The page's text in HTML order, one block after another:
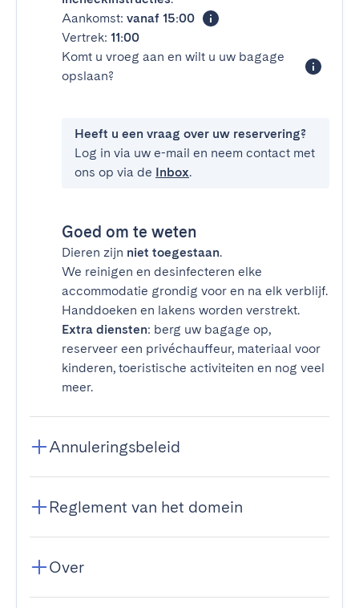
Aankomst: vanaf 15:00
Vertrek: 11:00
Komt u vroeg aan en wilt u uw bagage
opslaan?
Heeft u een vraag over uw reservering?
Log in via uw e-mail en neem contact met
ons op via de Inbox.
Goed om te weten
Dieren zijn niet toegestaan.
We reinigen en desinfecteren elke
accommodatie grondig voor en na elk verblijf.
Handdoeken en lakens worden verstrekt.
Extra diensten: berg uw bagage op,
reserveer een privéchauffeur, materiaal voor
kinderen, toeristische activiteiten en nog veel
meer.
Annuleringsbeleid
Reglement van het domein
Over